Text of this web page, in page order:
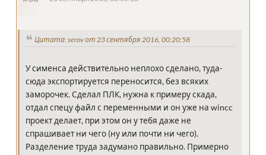
Цитата: serov от 23 сентября 2016, 00:20:58
У сименса действительно неплохо сделано, туда-
сюда экспортируется переносится, без всяких
заморочек. Сделал ПЛК, нужна к примеру скада,
отдал спецу файл с переменными и он уже на wincc
проект делает, при этом он у тебя даже не
спрашивает ни чего (ну или почти ни чего).
Разделение труда задумано правильно. Примерно